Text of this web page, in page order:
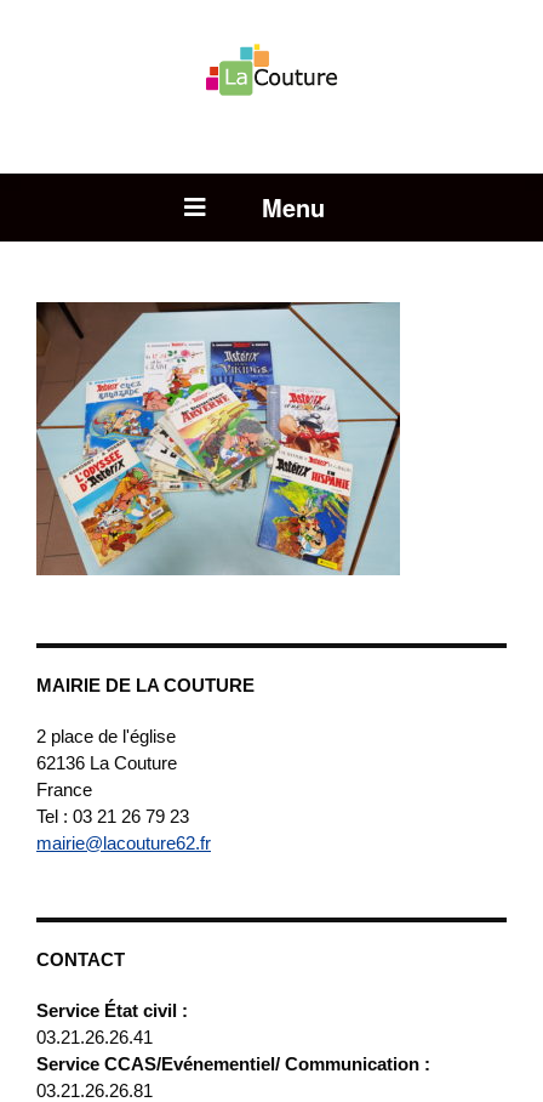
Open Menu
MAIRIE DE LA COUTURE
2 place de l'église
62136 La Couture
France
Tel : 03 21 26 79 23
mairie@lacouture62.fr
CONTACT
Service État civil :
03.21.26.26.41
Service CCAS/Evénementiel/ Communication :
03.21.26.26.81